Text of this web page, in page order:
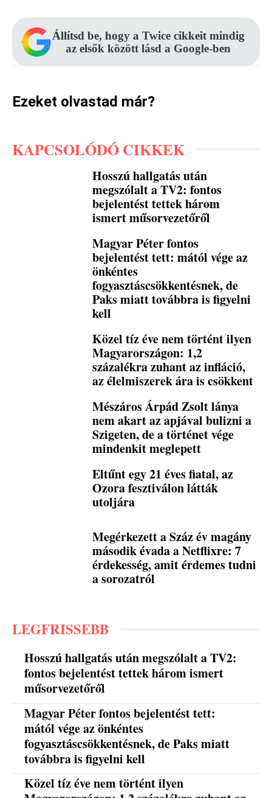
Állítsd be, hogy a Twice cikkeit mindig
az elsők között lásd a Google-ben
Ezeket olvastad már?
KAPCSOLÓDÓ CIKKEK
Hosszú hallgatás után
megszólalt a TV2: fontos
bejelentést tettek három
ismert műsorvezetőről
Magyar Péter fontos
bejelentést tett: mától vége az
önkéntes
fogyasztáscsökkentésnek, de
Paks miatt továbbra is figyelni
kell
Közel tíz éve nem történt ilyen
Magyarországon: 1,2
százalékra zuhant az infláció,
az élelmiszerek ára is csökkent
Mészáros Árpád Zsolt lánya
nem akart az apjával bulizni a
Szigeten, de a történet vége
mindenkit meglepett
Eltűnt egy 21 éves fiatal, az
Ozora fesztiválon látták
utoljára
Megérkezett a Száz év magány
második évada a Netflixre: 7
érdekesség, amit érdemes tudni
a sorozatról
LEGFRISSEBB
Hosszú hallgatás után megszólalt a TV2:
fontos bejelentést tettek három ismert
műsorvezetőről
Magyar Péter fontos bejelentést tett:
mától vége az önkéntes
fogyasztáscsökkentésnek, de Paks miatt
továbbra is figyelni kell
Közel tíz éve nem történt ilyen